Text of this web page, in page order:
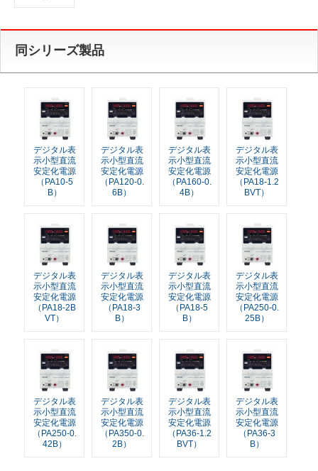
同シリーズ製品
デジタル表
示小型直流
安定化電源
（PA10-5
B）
デジタル表
示小型直流
安定化電源
（PA120-0.
6B）
デジタル表
示小型直流
安定化電源
（PA160-0.
4B）
デジタル表
示小型直流
安定化電源
（PA18-1.2
BVT）
デジタル表
示小型直流
安定化電源
（PA18-2B
VT）
デジタル表
示小型直流
安定化電源
（PA18-3
B）
デジタル表
示小型直流
安定化電源
（PA18-5
B）
デジタル表
示小型直流
安定化電源
（PA250-0.
25B）
デジタル表
示小型直流
安定化電源
（PA250-0.
42B）
デジタル表
示小型直流
安定化電源
（PA350-0.
2B）
デジタル表
示小型直流
安定化電源
（PA36-1.2
BVT）
デジタル表
示小型直流
安定化電源
（PA36-3
B）